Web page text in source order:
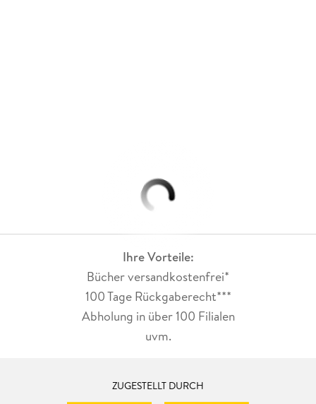
Ihre Vorteile:
Bücher versandkostenfrei*
100 Tage Rückgaberecht***
Abholung in über 100 Filialen
uvm.
ZUGESTELLT DURCH